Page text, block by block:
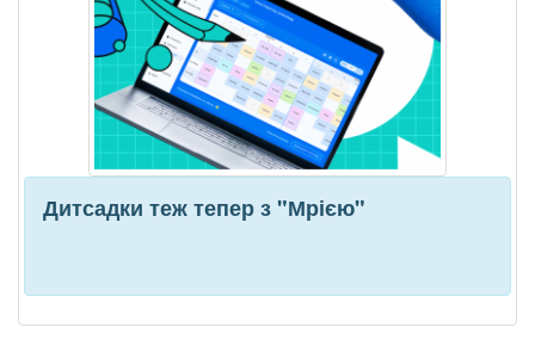
Дитсадки теж тепер з "Мрією"